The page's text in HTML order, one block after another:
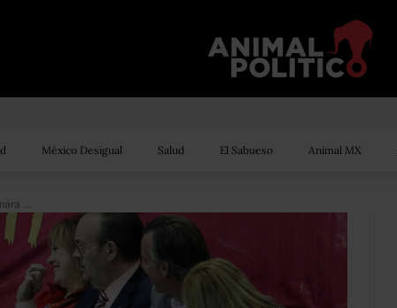
México Desigual Salud El Sabueso Animal MX
Así posa Vázquez Raña para la cámara del gobernador de Jalisco